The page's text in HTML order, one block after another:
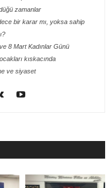
zamanlar
bir karar mı, yoksa sahip
8 Mart Kadınlar Günü
kıskacında
ve siyaset